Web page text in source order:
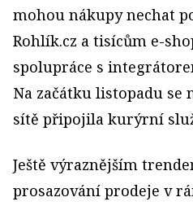
mohou nákupy nechat
Rohlík.cz a tisícům e-
spolupráce s
Na začátku listopadu se
sítě připojila kurýrní
Ještě výraznějším
prosazování prodeje v